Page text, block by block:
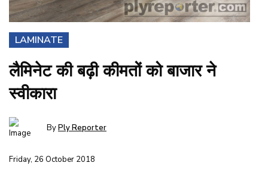
LAMINATE
लैमिनेट की बढ़ी कीमतों को बाजार ने
स्वीकारा
ByPly Reporter
Friday, 26 October 2018